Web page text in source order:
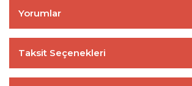
Yorumlar
Taksit Seçenekleri